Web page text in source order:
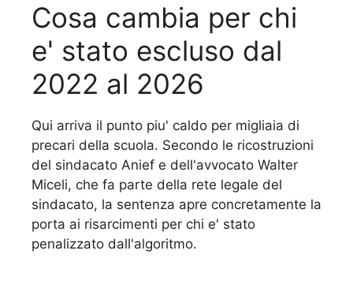
Cosa cambia per chi
e' stato escluso dal
2022 al 2026
Qui arriva il punto piu' caldo per migliaia di
precari della scuola. Secondo le ricostruzioni
del sindacato Anief e dell'avvocato Walter
Miceli, che fa parte della rete legale del
sindacato, la sentenza apre concretamente la
porta ai risarcimenti per chi e' stato
penalizzato dall'algoritmo.